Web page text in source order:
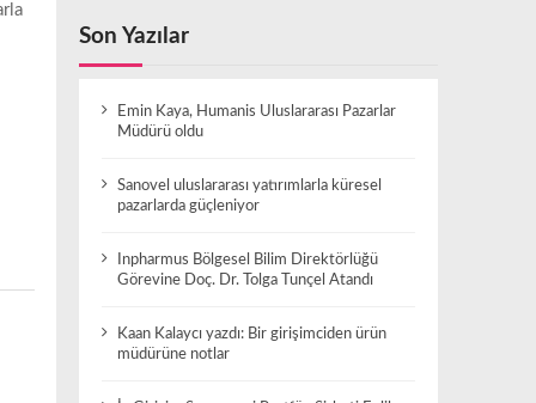
Son Yazılar
Emin Kaya, Humanis Uluslararası Pazarlar
Müdürü oldu
Sanovel uluslararası yatırımlarla küresel
pazarlarda güçleniyor
Inpharmus Bölgesel Bilim Direktörlüğü
Görevine Doç. Dr. Tolga Tunçel Atandı
Kaan Kalaycı yazdı: Bir girişimciden ürün
müdürüne notlar